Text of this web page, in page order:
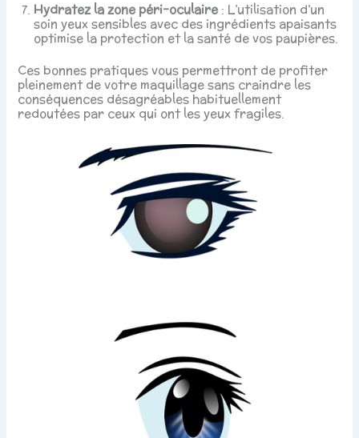
Hydratez la zone péri-oculaire: L’utilisation d’un
soin yeux sensibles avec des ingrédients apaisants
optimise la protection et la santé de vos paupières.
Ces bonnes pratiques vous permettront de profiter
pleinement de votre maquillage sans craindre les
conséquences désagréables habituellement
redoutées par ceux qui ont les yeux fragiles.